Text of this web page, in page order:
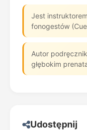
Jest
fonogestów
Autor
głębokim
Udostępnij